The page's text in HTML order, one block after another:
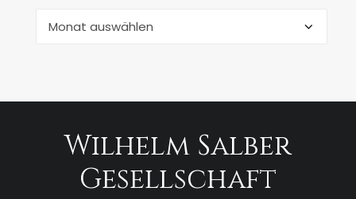
Wilhelm Salber
Gesellschaft